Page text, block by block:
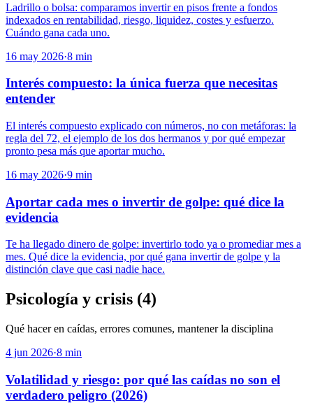
Ladrillo o bolsa: comparamos invertir en pisos frente a fondos
indexados en rentabilidad, riesgo, liquidez, costes y esfuerzo.
Cuándo gana cada uno.
16 may 2026·8 min
Interés compuesto: la única fuerza que necesitas
entender
El interés compuesto explicado con números, no con metáforas: la
regla del 72, el ejemplo de los dos hermanos y por qué empezar
pronto pesa más que aportar mucho.
16 may 2026·9 min
Aportar cada mes o invertir de golpe: qué dice la
evidencia
Te ha llegado dinero de golpe: invertirlo todo ya o promediar mes a
mes. Qué dice la evidencia, por qué gana invertir de golpe y la
distinción clave que casi nadie hace.
Psicología y crisis (4)
Qué hacer en caídas, errores comunes, mantener la disciplina
4 jun 2026·8 min
Volatilidad y riesgo: por qué las caídas no son el
verdadero peligro (2026)